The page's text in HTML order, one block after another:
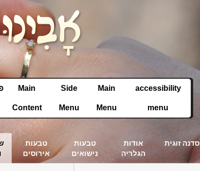
סדנה זוגית
אודות
הגלריה
טבעות
נישואים
טבעות
אירוסים
accessibility
menu
Main
Menu
Side
Menu
Main
Content